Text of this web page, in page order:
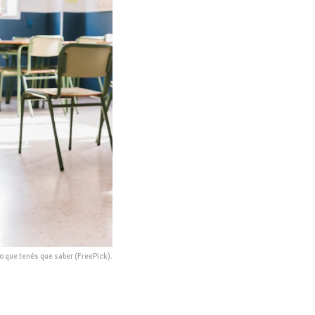
que tenés que saber (FreePick).